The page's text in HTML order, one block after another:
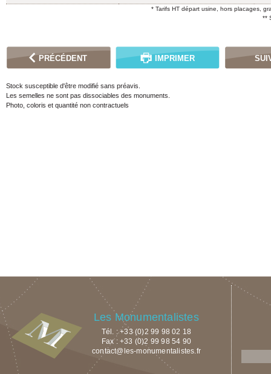
* Tarifs HT départ usine, hors placages,
**
PRÉCÉDENT IMPRIMER
Stock susceptible d'être modifié sans préavis.
Les semelles ne sont pas dissociables des monuments.
Photo, coloris et quantité non contractuels
Les Monumentalistes
Tél. : +33 (0)2 99 98 02 18
Fax : +33 (0)2 99 98 54 90
contact@les-monumentalistes.fr